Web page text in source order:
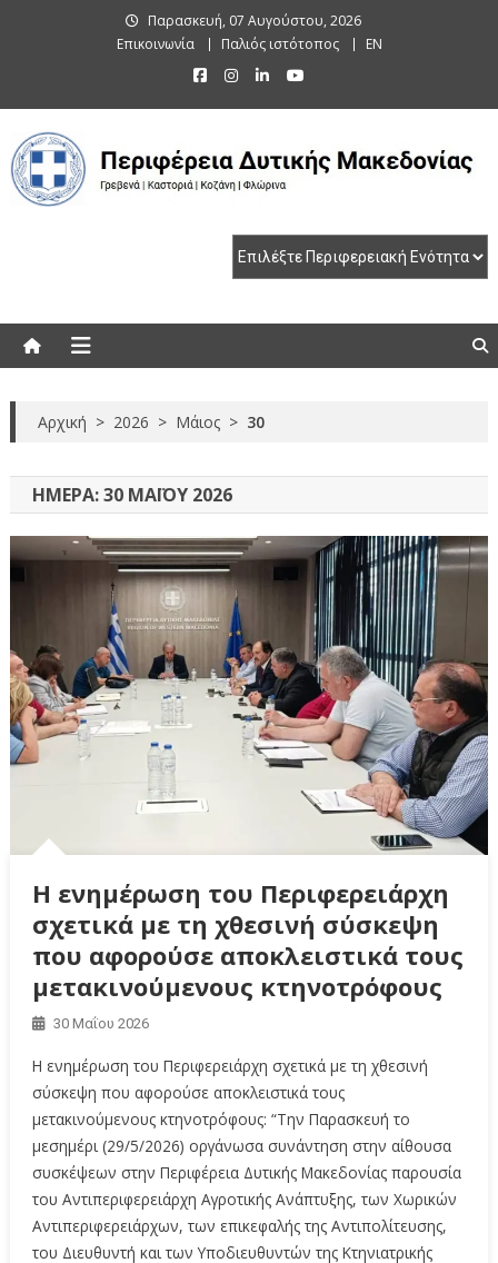
Παρασκευή, 07 Αυγούστου, 2026
Επικοινωνία
Παλιός ιστότοπος EN
Αρχική > 2026 > Μάιος > 30
ΗΜΈΡΑ:30 ΜΑΪ́ΟΥ 2026
Η ενημέρωση του Περιφερειάρχη
σχετικά με τη χθεσινή σύσκεψη
που αφορούσε αποκλειστικά τους
μετακινούμενους κτηνοτρόφους
30 Μαΐου 2026
Η ενημέρωση του Περιφερειάρχη σχετικά με τη χθεσινή
σύσκεψη που αφορούσε αποκλειστικά τους
μετακινούμενους κτηνοτρόφους: “Την Παρασκευή το
μεσημέρι (29/5/2026) οργάνωσα συνάντηση στην αίθουσα
συσκέψεων στην Περιφέρεια Δυτικής Μακεδονίας παρουσία
του Αντιπεριφερειάρχη Αγροτικής Ανάπτυξης, των Χωρικών
Αντιπεριφερειάρχων, των επικεφαλής της Αντιπολίτευσης,
του Διευθυντή και των Υποδιευθυντών της Κτηνιατρικής